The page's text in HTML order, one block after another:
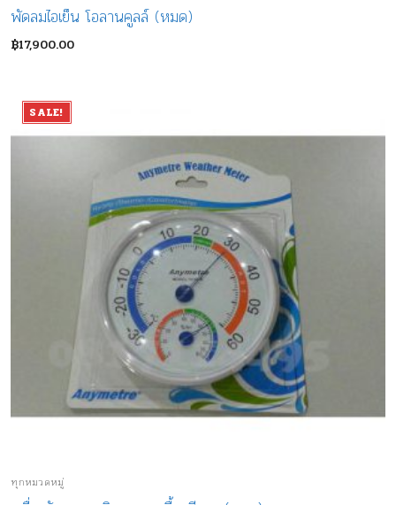
พัดลมไอเย็น โอลานคูลล์ (หมด)
฿17,900.00
SALE!
ทุกหมวดหมู่